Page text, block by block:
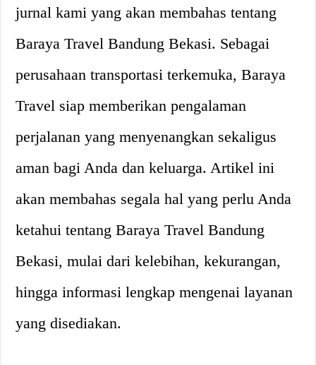
jurnal kami yang akan membahas tentang
Baraya Travel Bandung Bekasi. Sebagai
perusahaan transportasi terkemuka, Baraya
Travel siap memberikan pengalaman
perjalanan yang menyenangkan sekaligus
aman bagi Anda dan keluarga. Artikel ini
akan membahas segala hal yang perlu Anda
ketahui tentang Baraya Travel Bandung
Bekasi, mulai dari kelebihan, kekurangan,
hingga informasi lengkap mengenai layanan
yang disediakan.